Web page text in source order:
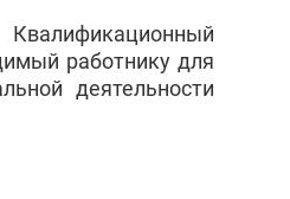
работнику для
деятельности